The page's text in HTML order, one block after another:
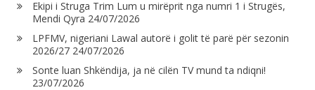
Ekipi i Struga Trim Lum u mirëprit nga numri 1 i Strugës,
Mendi Qyra 24/07/2026
LPFMV, nigeriani Lawal autorë i golit të parë për sezonin
2026/27 24/07/2026
Sonte luan Shkëndija, ja në cilën TV mund ta ndiqni!
23/07/2026